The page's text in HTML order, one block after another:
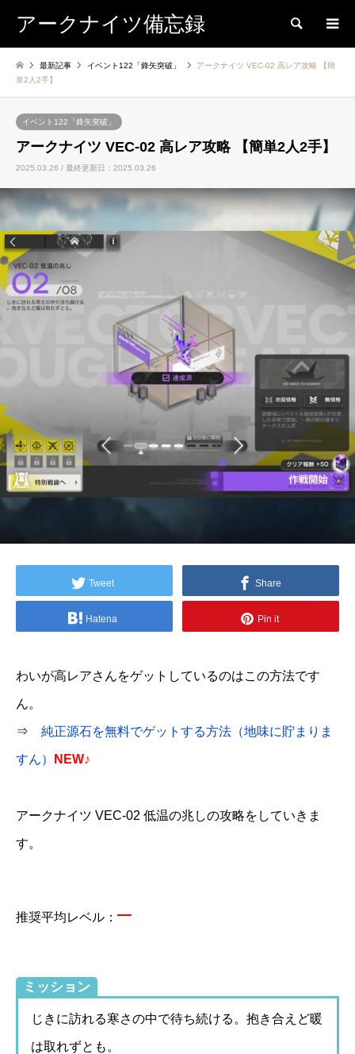
アークナイツ備忘録 検索
最新記事 イベント122「鋒矢突破」
アークナイツ VEC-02 高レア攻略 【簡
単2人2手】
イベント122「鋒矢突破」
アークナイツ VEC-02 高レア攻略 【簡単2人2手】
2025.03.26 / 最終更新日：2025.03.26
Tweet Share
Hatena Pin it
わいが高レアさんをゲットしているのはこの方法です
ん。
⇒ 純正源石を無料でゲットする方法（地味に貯まりま
すん） NEW♪
アークナイツ VEC-02 低温の兆しの攻略をしていきま
す。
推奨平均レベル： –
ミッション
じきに訪れる寒さの中で待ち続ける。抱き合えど暖
は取れずとも。